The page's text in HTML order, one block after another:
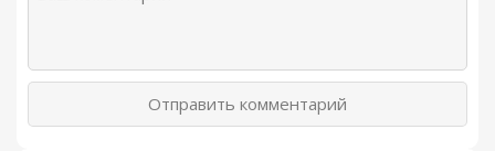
Отправить комментарий